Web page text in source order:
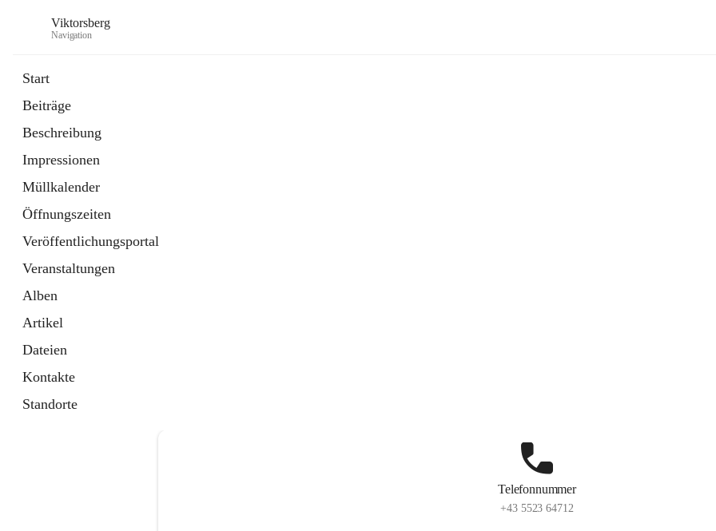
Viktorsberg
Navigation
Start
Beiträge
Beschreibung
Impressionen
Müllkalender
Öffnungszeiten
Veröffentlichungsportal
Veranstaltungen
Alben
Artikel
Dateien
Kontakte
Standorte
Telefonnummer
+43 5523 64712